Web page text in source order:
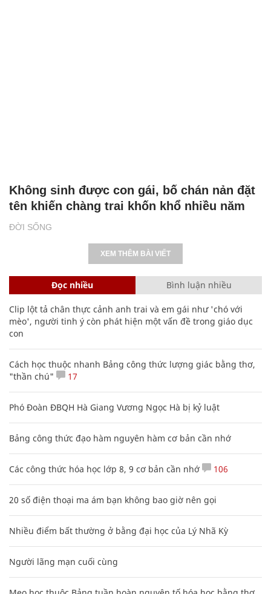
ĐỜI SỐNG
Không sinh được con gái, bố chán nản đặt
tên khiến chàng trai khốn khổ nhiều năm
XEM THÊM BÀI VIẾT
Đọc nhiều Bình luận nhiều
Clip lột tả chân thực cảnh anh trai và em gái như 'chó với
mèo', người tinh ý còn phát hiện một vấn đề trong giáo dục
con
Cách học thuộc nhanh Bảng công thức lượng giác bằng thơ,
"thần chú"
17
Phó Đoàn ĐBQH Hà Giang Vương Ngọc Hà bị kỷ luật
Bảng công thức đạo hàm nguyên hàm cơ bản cần nhớ
Các công thức hóa học lớp 8, 9 cơ bản cần nhớ 106
20 số điện thoại ma ám bạn không bao giờ nên gọi
Nhiều điểm bất thường ở bằng đại học của Lý Nhã Kỳ
Người lãng mạn cuối cùng